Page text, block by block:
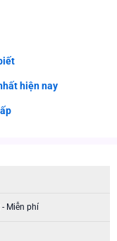
hiện nay
Miễn phí